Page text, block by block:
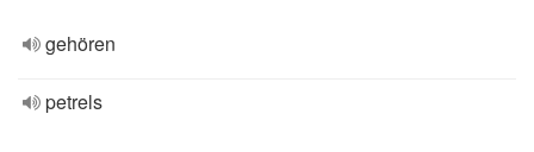
gehören
petrels